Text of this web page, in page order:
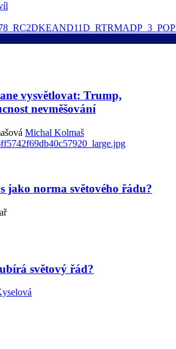
vysvětlovat: Trump,
nevměšování
Michal Kolmaš
jako norma světového řádu?
světový řád?